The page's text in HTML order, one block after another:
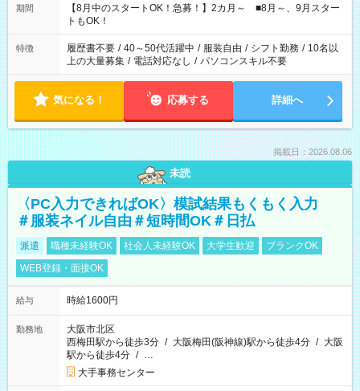
「できれば残業はしたくない」 など、ご希望を教えてください
ね。 ※Wワーク希望の方へ 今ご覧のお仕事で希望する勤務時間
と、もう1つのお仕事の勤務時間。 合計で週40時間を超える場
合は応募できません。
期間
【8月中のスタートOK！急募！】2カ月～ ■8月～、9月スター
トもOK！
特徴 履歴書不要 / 40～50代活躍中 / 服装自由 / シフト勤務 / 10名以
上の大量募集 / 電話対応なし / パソコンスキル不要
気になる！ 応募する 詳細へ
掲載日：2026.08.06
未読
〈PC入力できればOK〉模試結果もくもく入力
＃服装ネイル自由＃短時間OK＃日払
派遣 職種未経験OK 社会人未経験OK 大学生歓迎
ブランクOK
WEB登録・面接OK
給与 時給1600円
勤務地
大阪市北区
西梅田駅から徒歩3分 / 大阪梅田(阪神線)駅から徒歩4分 / 大阪
駅から徒歩4分 / …
大手事務センター